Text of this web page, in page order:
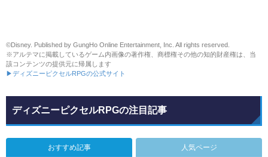
©Disney. Published by GungHo Online Entertainment, Inc. All rights reserved.
※アルテマに掲載しているゲーム内画像の著作権、商標権その他の知的財産権は、当
該コンテンツの提供元に帰属します
▶ディズニーピクセルRPGの公式サイト
ディズニーピクセルRPGの注目記事
おすすめ記事 人気ページ